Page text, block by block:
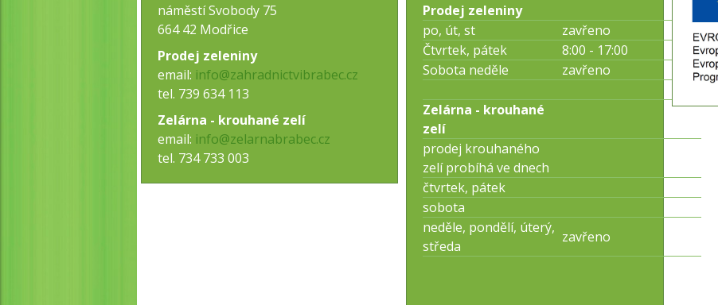
náměstí Svobody 75
664 42 Modřice
Prodej zeleniny
email: info@zahradnictvibrabec.cz
tel. 739 634 113
Zelárna - krouhané zelí
email: info@zelarnabrabec.cz
tel. 734 733 003
Prodej zeleniny
po, út, st
zavřeno
Čtvrtek, pátek
8:00 - 17:00
Sobota neděle
zavřeno
Zelárna - krouhané
zelí
prodej krouhaného
zelí probíhá ve dnech
čtvrtek, pátek
sobota
neděle, pondělí, úterý,
středa
zavřeno